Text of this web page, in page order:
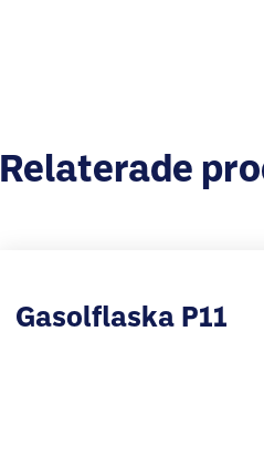
Relaterade
Gasolflaska P11